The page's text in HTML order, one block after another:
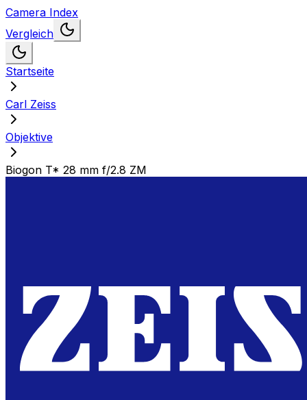
Camera Index
Vergleich
Startseite
Carl Zeiss
Objektive
Biogon T* 28 mm f/2.8 ZM